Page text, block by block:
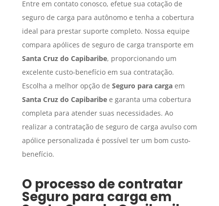
Entre em contato conosco, efetue sua cotação de
seguro de carga para autônomo e tenha a cobertura
ideal para prestar suporte completo. Nossa equipe
compara apólices de seguro de carga transporte em
Santa Cruz do Capibaribe, proporcionando um
excelente custo-benefício em sua contratação.
Escolha a melhor opção de Seguro para cargaem
Santa Cruz do Capibaribee garanta uma cobertura
completa para atender suas necessidades. Ao
realizar a contratação de seguro de carga avulso com
apólice personalizada é possível ter um bom custo-
benefício.
O processo de contratar
Seguro para carga em